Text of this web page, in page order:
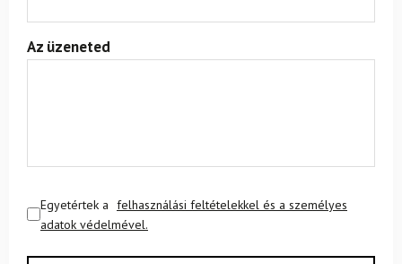
Az üzeneted
Egyetértek a felhasználási feltételekkel és a személyes
adatok védelmével.